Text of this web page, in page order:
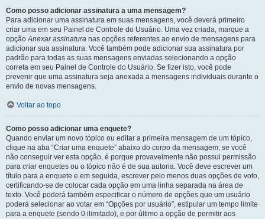
Como posso adicionar assinatura a uma mensagem?
Para adicionar uma assinatura em suas mensagens, você deverá primeiro
criar uma em seu Painel de Controle do Usuário. Uma vez criada, marque a
opçãoAnexar assinatura nas opções referentes ao envio de mensagens para
adicionar sua assinatura. Você também pode adicionar sua assinatura por
padrão para todas as suas mensagens enviadas selecionando a opção
correta em seu Painel de Controle do Usuário. Se fizer isto, você pode
prevenir que uma assinatura seja anexada a mensagens individuais durante o
envio de novas mensagens.
Voltar ao topo
Como posso adicionar uma enquete?
Quando enviar um novo tópico ou editar a primeira mensagem de um tópico,
clique na aba “Criar uma enquete” abaixo do corpo da mensagem; se você
não conseguir ver esta opção, é porque provavelmente não possui permissão
para criar enquetes ou o tópico não é de sua autoria. Você deve escrever um
título para a enquete e em seguida, escrever pelo menos duas opções de voto,
certificando-se de colocar cada opção em uma linha separada na área de
texto. Você poderá também especificar o número de opções que um usuário
poderá selecionar ao votar em “Opções por usuário”, estipular um tempo limite
para a enquete (sendo 0 ilimitado), e por último a opção de permitir aos